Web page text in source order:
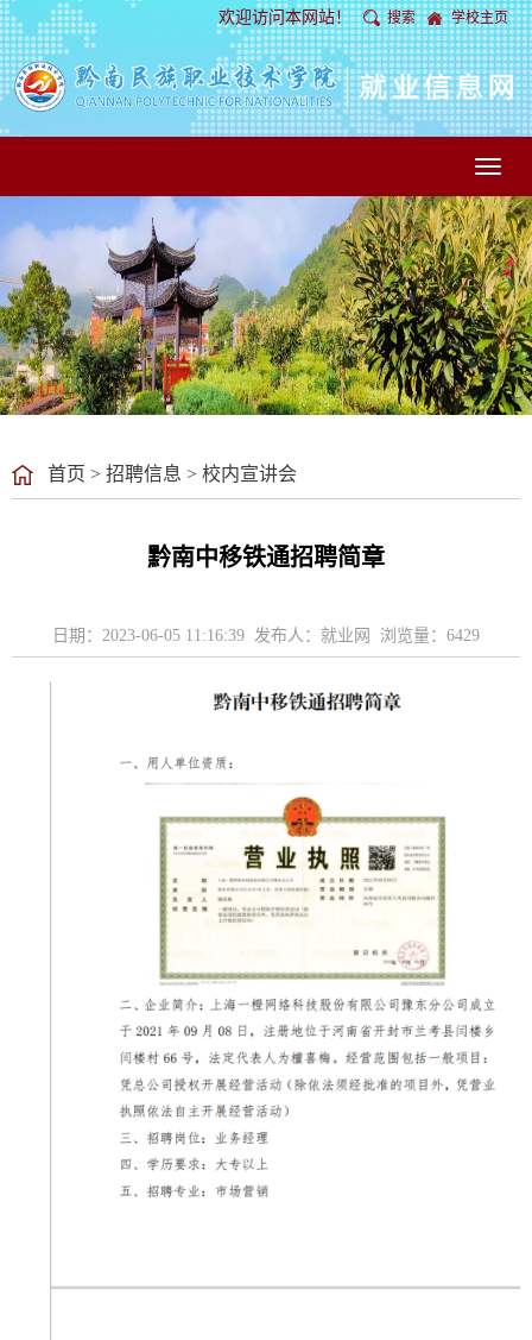
欢迎访问本网站！ 搜索 学校主页
Toggle
首页 > 招聘信息 > 校内宣讲会
黔南中移铁通招聘简章
日期：2023-06-05 11:16:39 发布人：就业网 浏览量： 6429